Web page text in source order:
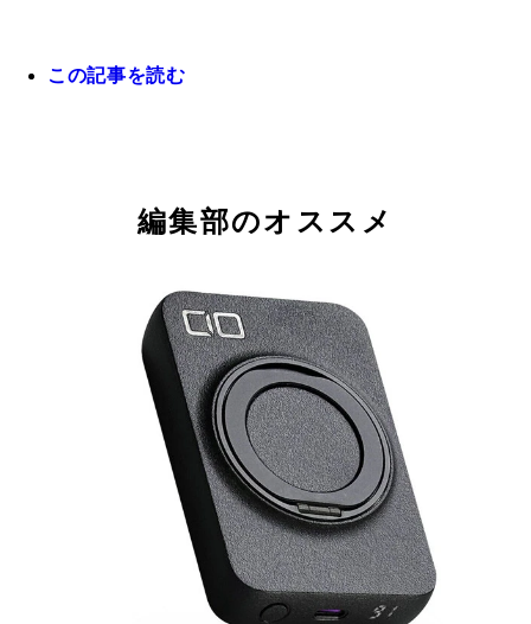
（12GB+256GBモデル）から
この記事を読む
編集部のオススメ